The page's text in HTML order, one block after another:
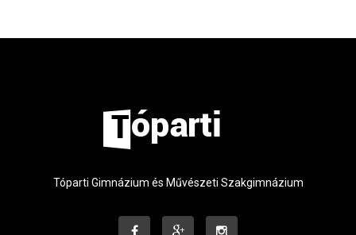
Tóparti Gimnázium és Művészeti Szakgimnázium